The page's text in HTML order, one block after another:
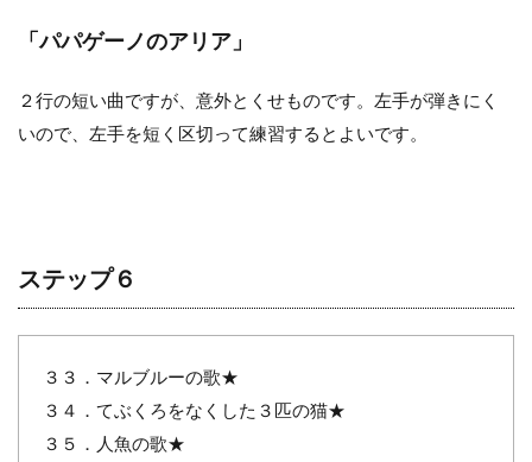
「パパゲーノのアリア」
２行の短い曲ですが、意外とくせものです。左手が弾きにく
いので、左手を短く区切って練習するとよいです。
ステップ６
３３．マルブルーの歌★
３４．てぶくろをなくした３匹の猫★
３５．人魚の歌★